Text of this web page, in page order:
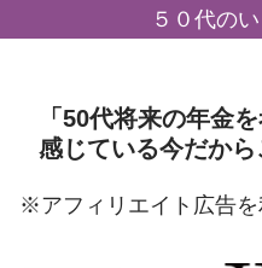
５０代の
「50代将来の年金
感じている今だから
※アフィリエイト広告を